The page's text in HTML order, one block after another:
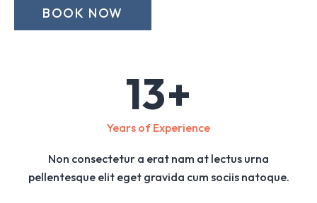
13+
Years of Experience
Non consectetur a erat nam at lectus urna
pellentesque elit eget gravida cum sociis natoque.